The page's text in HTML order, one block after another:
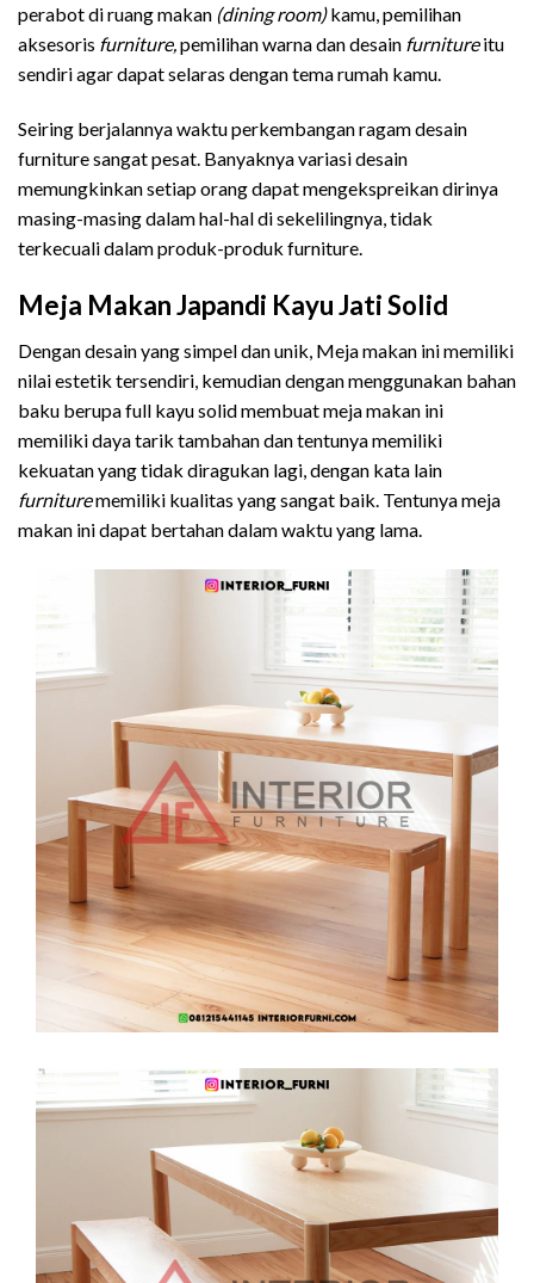
perabot di ruang makan (dining room)kamu, pemilihan
aksesoris furniture,pemilihan warna dan desain furnitureitu
sendiri agar dapat selaras dengan tema rumah kamu.
Seiring berjalannya waktu perkembangan ragam desain
furniture sangat pesat. Banyaknya variasi desain
memungkinkan setiap orang dapat mengekspreikan dirinya
masing-masing dalam hal-hal di sekelilingnya, tidak
terkecuali dalam produk-produk furniture.
Meja Makan Japandi Kayu Jati Solid
Dengan desain yang simpel dan unik, Meja makan ini memiliki
nilai estetik tersendiri, kemudian dengan menggunakan bahan
baku berupa full kayu solid membuat meja makan ini
memiliki daya tarik tambahan dan tentunya memiliki
kekuatan yang tidak diragukan lagi, dengan kata lain
furniturememiliki kualitas yang sangat baik. Tentunya meja
makan ini dapat bertahan dalam waktu yang lama.